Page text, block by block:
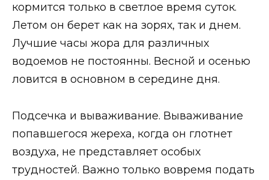
кормится только в светлое время суток.
Летом он берет как на зорях, так и днем.
Лучшие часы жора для различных
водоемов не постоянны. Весной и осенью
ловится в основном в середине дня.
Подсечка и вываживание. Вываживание
попавшегося жереха, когда он глотнет
воздуха, не представляет особых
трудностей. Важно только вовремя подать